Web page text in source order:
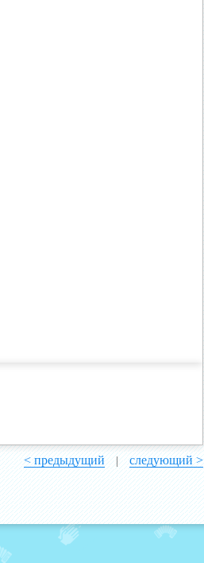
< предыдущий | следующий >